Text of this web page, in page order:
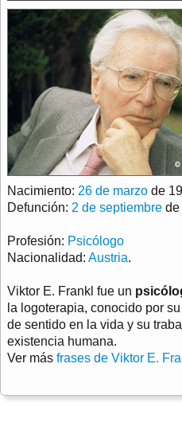
Nacimiento: 26 de marzo de
Defunción: 2 de septiembre de
Profesión: Psicólogo
Nacionalidad: Austria.
Viktor E. Frankl fue un
la logoterapia, conocido por
de sentido en la vida y su
existencia humana.
Ver más frases de Viktor E.